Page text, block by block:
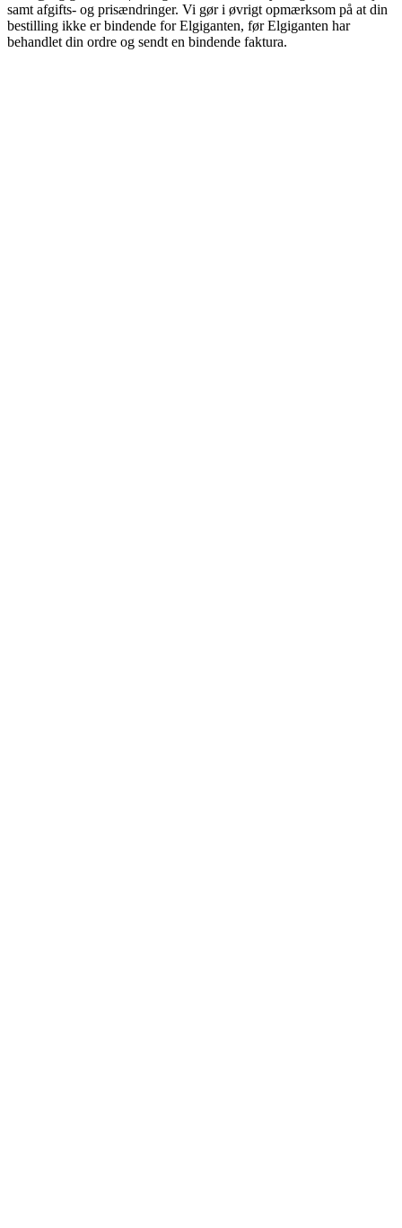
samt afgifts- og prisændringer. Vi gør i øvrigt opmærksom på at din
bestilling ikke er bindende for Elgiganten, før Elgiganten har
behandlet din ordre og sendt en bindende faktura.